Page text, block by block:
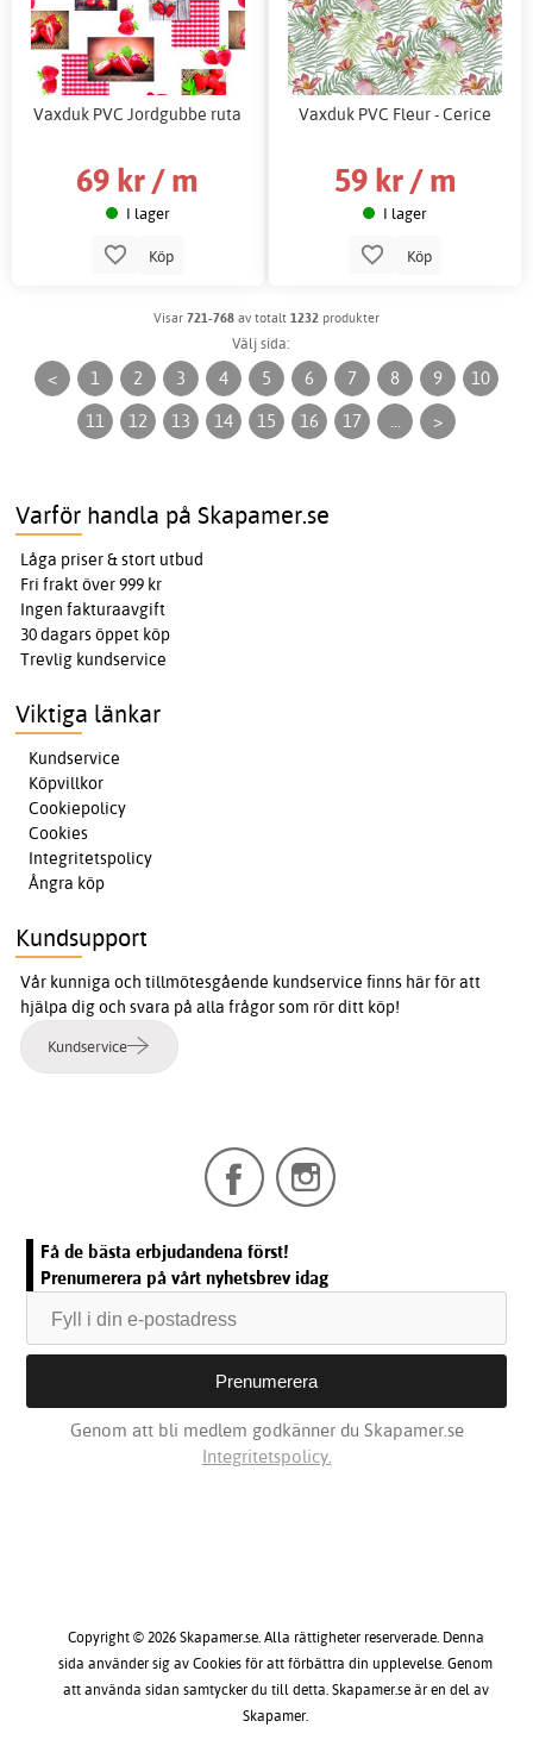
Vaxduk PVC Jordgubbe ruta
69 kr / m
I lager
Köp
Vaxduk PVC Fleur - Cerice
59 kr / m
I lager
Köp
Visar 721-768 av totalt 1232 produkter
Välj sida:
< 1 2 3 4 5 6 7 8 9
10
11
12 13 14 15 16 17 >
Varför handla på Skapamer.se
Låga priser & stort utbud
Fri frakt över 999 kr
Ingen fakturaavgift
30 dagars öppet köp
Trevlig kundservice
Viktiga länkar
Kundservice
Köpvillkor
Cookiepolicy
Cookies
Integritetspolicy
Ångra köp
Kundsupport
Vår kunniga och tillmötesgående kundservice finns här för att
hjälpa dig och svara på alla frågor som rör ditt köp!
Kundservice
Få de bästa erbjudandena först!
Prenumerera på vårt nyhetsbrev idag
Genom att bli medlem godkänner du Skapamer.se
Integritetspolicy.
Copyright © 2026 Skapamer.se. Alla rättigheter reserverade. Denna
sida använder sig av Cookies för att förbättra din upplevelse. Genom
att använda sidan samtycker du till detta. Skapamer.se är en del av
Skapamer.